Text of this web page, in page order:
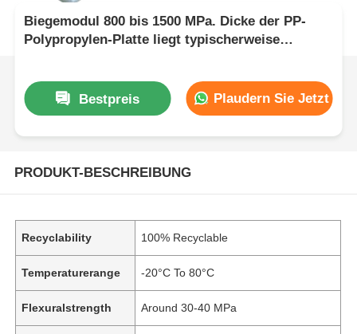
Biegemodul 800 bis 1500 MPa. Dicke der PP-
Polypropylen-Platte liegt typischerweise
Bestpreis
Plaudern Sie Jetzt
PRODUKT-BESCHREIBUNG
Recyclability 100% Recyclable
Temperaturerange -20°C To 80°C
Flexuralstrength Around 30-40 MPa